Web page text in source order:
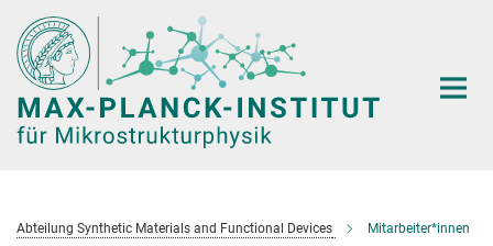
Hauptinhalt
Abteilung Synthetic Materials and Functional Devices Mitarbeiter*innen